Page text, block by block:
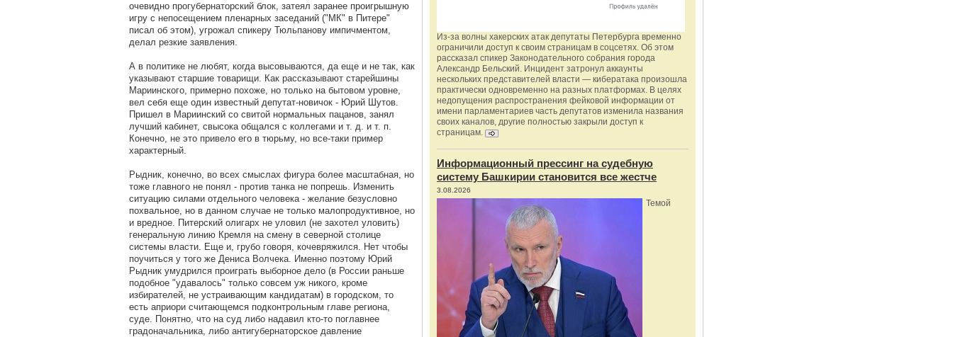
очевидно прогубернаторский блок, затеял заранее проигрышную
игру с непосещением пленарных заседаний ("МК" в Питере"
писал об этом), угрожал спикеру Тюльпанову импичментом,
делал резкие заявления.
А в политике не любят, когда высовываются, да еще и не так, как
указывают старшие товарищи. Как рассказывают старейшины
Мариинского, примерно похоже, но только на бытовом уровне,
вел себя еще один известный депутат-новичок - Юрий Шутов.
Пришел в Мариинский со свитой нормальных пацанов, занял
лучший кабинет, свысока общался с коллегами и т. д. и т. п.
Конечно, не это привело его в тюрьму, но все-таки пример
характерный.
Рыдник, конечно, во всех смыслах фигура более масштабная, но
тоже главного не понял - против танка не попрешь. Изменить
ситуацию силами отдельного человека - желание безусловно
похвальное, но в данном случае не только малопродуктивное, но
и вредное. Питерский олигарх не уловил (не захотел уловить)
генеральную линию Кремля на смену в северной столице
системы власти. Еще и, грубо говоря, кочевряжился. Нет чтобы
поучиться у того же Дениса Волчека. Именно поэтому Юрий
Рыдник умудрился проиграть выборное дело (в России раньше
подобное "удавалось" только совсем уж никого, кроме
избирателей, не устраивающим кандидатам) в городском, то
есть априори считающемся подконтрольным главе региона,
суде. Понятно, что на суд либо надавил кто-то поглавнее
градоначальника, либо антигубернаторское давление
Из‑за волны хакерских атак депутаты Петербурга временно
ограничили доступ к своим страницам в соцсетях. Об этом
рассказал спикер Законодательного собрания города
Александр Бельский. Инцидент затронул аккаунты
нескольких представителей власти — кибератака произошла
практически одновременно на разных платформах. В целях
недопущения распространения фейковой информации от
имени парламентариев часть депутатов изменила названия
своих каналов, другие полностью закрыли доступ к
страницам.
Информационный прессинг на судебную
систему Башкирии становится все жестче
3.08.2026
Темой